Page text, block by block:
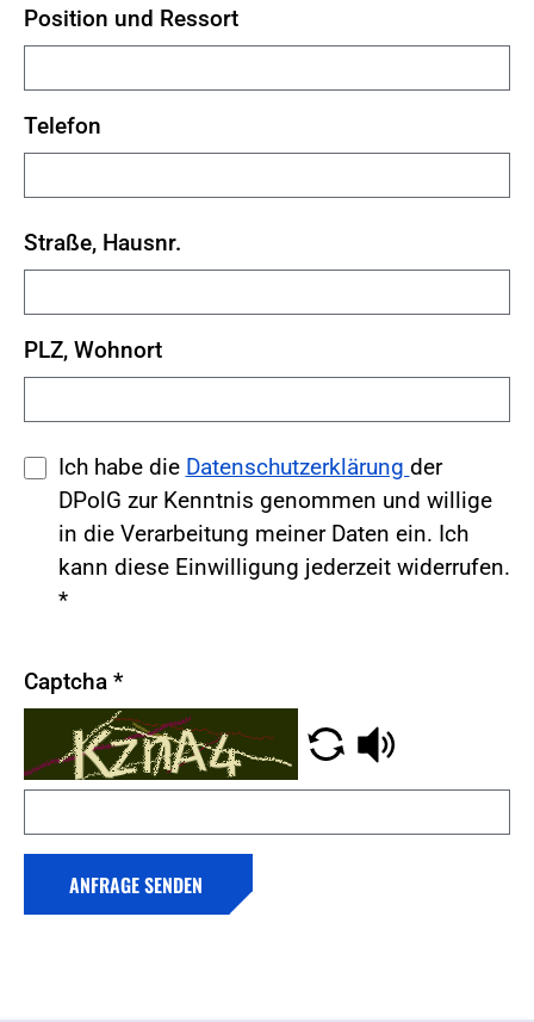
Position und Ressort
Telefon
Straße, Hausnr.
PLZ, Wohnort
Ich habe die Datenschutzerklärung der
DPolG zur Kenntnis genommen und willige
in die Verarbeitung meiner Daten ein. Ich
kann diese Einwilligung jederzeit widerrufen.
*
Captcha *
ANFRAGE SENDEN